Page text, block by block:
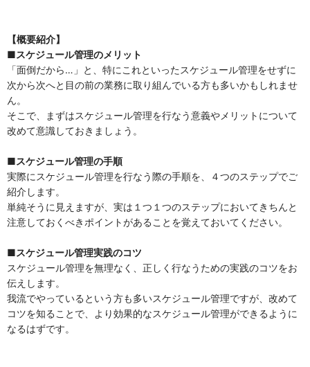
【概要紹介】
■スケジュール管理のメリット
「面倒だから…」と、特にこれといったスケジュール管理をせずに
次から次へと目の前の業務に取り組んでいる方も多いかもしれませ
ん。
そこで、まずはスケジュール管理を行なう意義やメリットについて
改めて意識しておきましょう。
■スケジュール管理の手順
実際にスケジュール管理を行なう際の手順を、４つのステップでご
紹介します。
単純そうに見えますが、実は１つ１つのステップにおいてきちんと
注意しておくべきポイントがあることを覚えておいてください。
■スケジュール管理実践のコツ
スケジュール管理を無理なく、正しく行なうための実践のコツをお
伝えします。
我流でやっているという方も多いスケジュール管理ですが、改めて
コツを知ることで、より効果的なスケジュール管理ができるように
なるはずです。